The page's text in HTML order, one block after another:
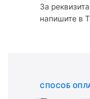
За
напишите в
СПОСОБ